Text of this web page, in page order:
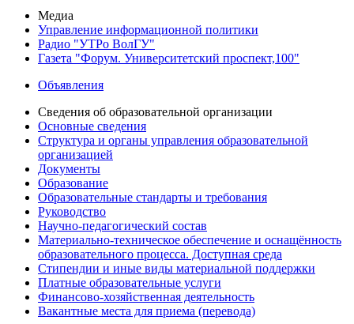
Медиа
Управление информационной политики
Радио "УТРо ВолГУ"
Газета "Форум. Университетский проспект,100"
Объявления
Сведения об образовательной организации
Основные сведения
Структура и органы управления образовательной
организацией
Документы
Образование
Образовательные стандарты и требования
Руководство
Научно-педагогический состав
Материально-техническое обеспечение и оснащённость
образовательного процесса. Доступная среда
Стипендии и иные виды материальной поддержки
Платные образовательные услуги
Финансово-хозяйственная деятельность
Вакантные места для приема (перевода)